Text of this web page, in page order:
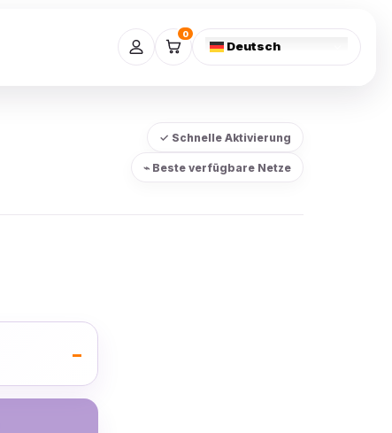
0
Deutsch
✓ Schnelle Aktivierung
⌁ Beste verfügbare Netze
–